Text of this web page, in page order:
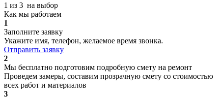
1 из 3 на выбор
Как мы работаем
1
Заполните заявку
Укажите имя, телефон, желаемое время звонка.
Отправить заявку
2
Мы бесплатно подготовим подробную смету на ремонт
Проведем замеры, составим прозрачную смету со стоимостью
всех работ и материалов
3